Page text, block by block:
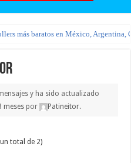
más baratos en México, Argentina,
y ha sido actualizado
mesespor Patineitor.
total de 2)